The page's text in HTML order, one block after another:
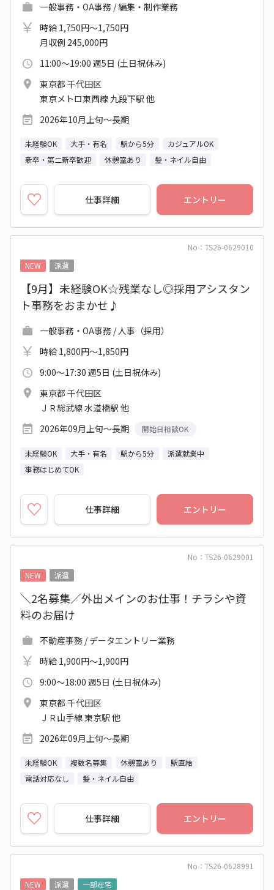
一般事務・OA事務 / 編集・制作業務
時給 1,750円～1,750円
月収例 245,000円
11:00～19:00 週5日 (土日祝休み)
東京都 千代田区
東京メトロ東西線 九段下駅 他
2026年10月上旬～長期
未経験OK 大手・有名 駅から5分
カジュアルOK
新卒・第二新卒歓迎
休憩室あり 髪・ネイル自由
仕事詳細 エントリー
No：TS26-0629010
NEW
派遣
【9月】未経験OK☆残業なし◎採用アシスタン
ト事務をおまかせ♪
一般事務・OA事務 / 人事（採用）
時給 1,800円～1,850円
9:00～17:30 週5日 (土日祝休み)
東京都 千代田区
ＪＲ総武線 水道橋駅 他
2026年09月上旬～長期
開始日相談OK
未経験OK 大手・有名 駅から5分
派遣就業中
事務はじめてOK
仕事詳細 エントリー
No：TS26-0629001
NEW
派遣
＼2名募集／外出メインのお仕事！チラシや資
料のお届け
不動産事務 / データエントリー業務
時給 1,900円～1,900円
9:00～18:00 週5日 (土日祝休み)
東京都 千代田区
ＪＲ山手線 東京駅 他
2026年09月上旬～長期
未経験OK 複数名募集 休憩室あり
駅直結
電話対応なし
髪・ネイル自由
仕事詳細 エントリー
No：TS26-0628991
NEW
派遣 一部在宅